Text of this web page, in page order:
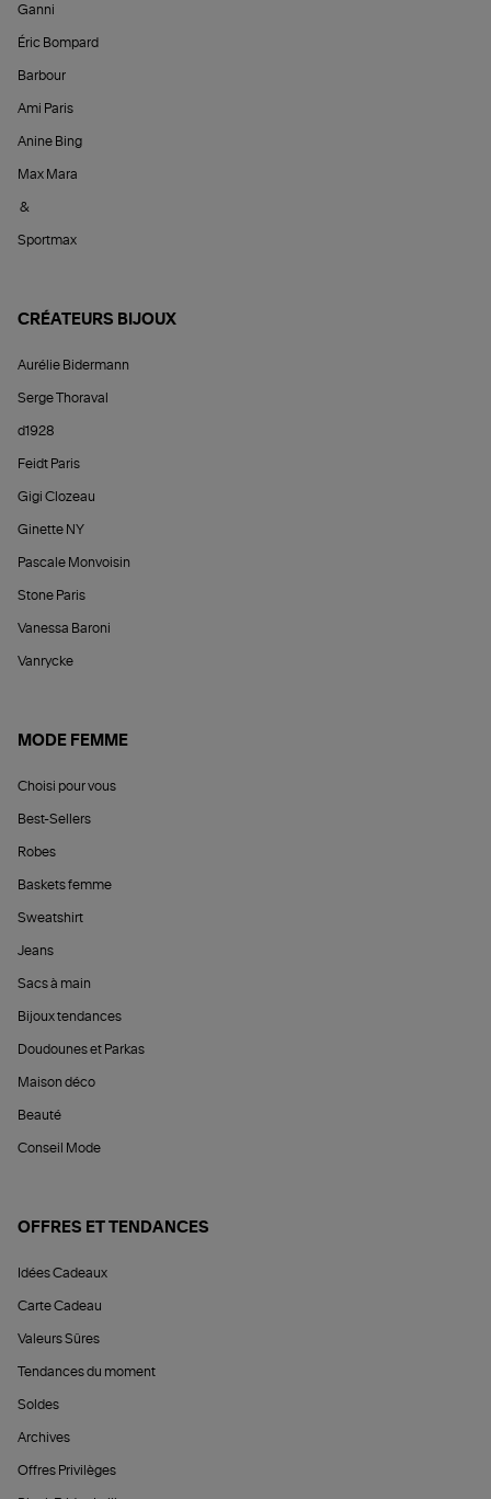
Ganni
Éric Bompard
Barbour
Ami Paris
Anine Bing
Max Mara
&
Sportmax
CRÉATEURS BIJOUX
Aurélie Bidermann
Serge Thoraval
d1928
Feidt Paris
Gigi Clozeau
Ginette NY
Pascale Monvoisin
Stone Paris
Vanessa Baroni
Vanrycke
MODE FEMME
Choisi pour vous
Best-Sellers
Robes
Baskets femme
Sweatshirt
Jeans
Sacs à main
Bijoux tendances
Doudounes et Parkas
Maison déco
Beauté
Conseil Mode
OFFRES ET TENDANCES
Idées Cadeaux
Carte Cadeau
Valeurs Sûres
Tendances du moment
Soldes
Archives
Offres Privilèges